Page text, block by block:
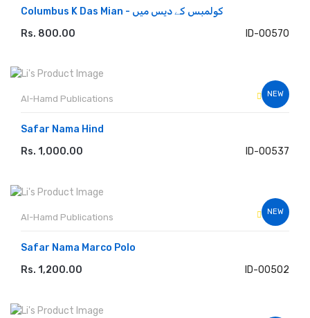
Columbus K Das Mian - کولمبس کے دیس میں
Rs. 800.00
ID-00570
ADD TO CART
NEW
Al-Hamd Publications
Safar Nama Hind
Rs. 1,000.00
ID-00537
ADD TO CART
NEW
Al-Hamd Publications
Safar Nama Marco Polo
Rs. 1,200.00
ID-00502
ADD TO CART